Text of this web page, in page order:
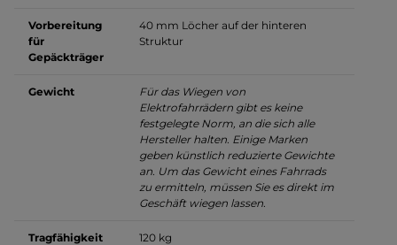
Vorbereitung
für
Gepäckträger
40 mm Löcher auf der hinteren
Struktur
Gewicht
Für das Wiegen von
Elektrofahrrädern gibt es keine
festgelegte Norm, an die sich alle
Hersteller halten. Einige Marken
geben künstlich reduzierte Gewichte
an. Um das Gewicht eines Fahrrads
zu ermitteln, müssen Sie es direkt im
Geschäft wiegen lassen.
Tragfähigkeit 120 kg